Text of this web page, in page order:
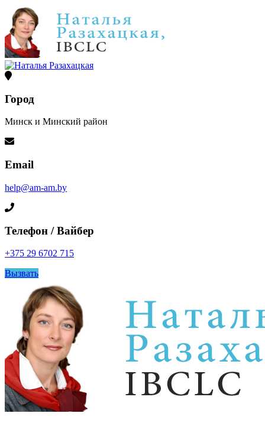
Город
Минск и Минский район
Email
help@am-am.by
Телефон / Вайбер
+375 29 6702 715
Вызвать